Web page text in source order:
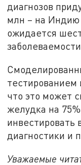
диагнозов
млн – на Индию
ожидается
тестированием
что это может
желудка на
инвестировать
диагностики и
Уважаемые